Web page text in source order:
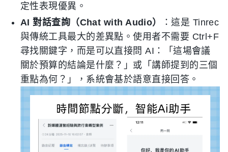
定性表現優異。
AI 對話查詢（Chat with Audio）
：這是 Tinrec
與傳統工具最大的差異點。使用者不需要 Ctrl+F
尋找關鍵字，而是可以直接問 AI：「這場會議
關於預算的結論是什麼？」或「講師提到的三個
重點為何？」，系統會基於語意直接回答。